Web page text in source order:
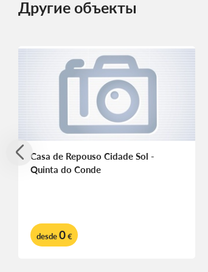
Другие объекты
Casa de Repouso Cidade Sol -
Quinta do Conde
desde0€